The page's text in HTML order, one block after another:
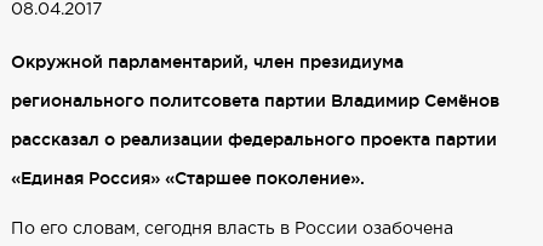
08.04.2017
Окружной парламентарий, член президиума
регионального политсовета партии Владимир Семёнов
рассказал о реализации федерального проекта партии
«Единая Россия» «Старшее поколение».
По его словам, сегодня власть в России озабочена